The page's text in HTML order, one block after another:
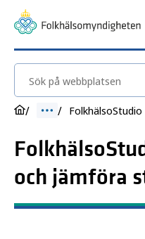
Sök på webbplatsen
och jämföra